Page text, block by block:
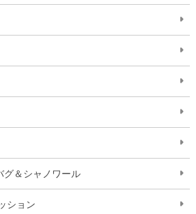
グ＆シャノワール
ション